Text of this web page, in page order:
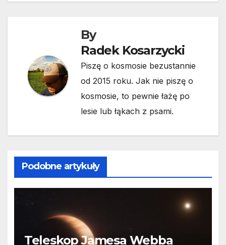
By
Radek Kosarzycki
Piszę o kosmosie bezustannie
od 2015 roku. Jak nie piszę o
kosmosie, to pewnie łażę po
lesie lub łąkach z psami.
Podobne artykuły
Teleskop Jamesa Webba